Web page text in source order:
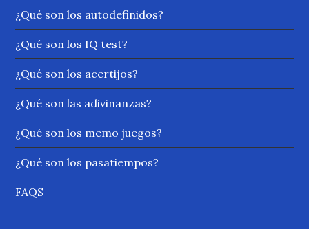
¿Qué son los autodefinidos?
¿Qué son los IQ test?
¿Qué son los acertijos?
¿Qué son las adivinanzas?
¿Qué son los memo juegos?
¿Qué son los pasatiempos?
FAQS